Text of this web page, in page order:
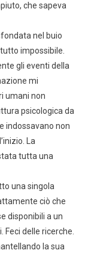
che sapeva
nel buio
impossibile.
gli eventi della
mi
umani non
psicologica da
indossavano non
La
tutta una
una singola
ciò che
disponibili a un
delle ricerche.
la sua